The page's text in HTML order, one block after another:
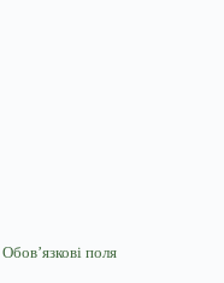
Обов’язкові поля